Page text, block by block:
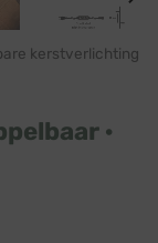
kerstverlichting
·